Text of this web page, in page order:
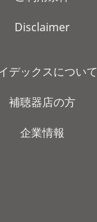
Disclaimer
デックスについて
補聴器店の方
企業情報